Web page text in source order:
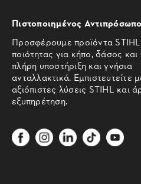
Πιστοποιημένος
Προσφέρουμε προϊόντα
ποιότητας για κήπο, δάσος
πλήρη υποστήριξη και γνήσια
ανταλλακτικά. Εμπιστευτείτε
αξιόπιστες λύσεις STIHL και
εξυπηρέτηση.